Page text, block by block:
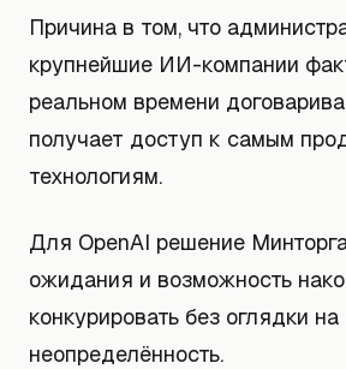
Причина в том, что
крупнейшие ИИ-компании
реальном времени
получает доступ к самым
технологиям.
Для OpenAI решение
ожидания и возможность
конкурировать без оглядки
неопределённость.